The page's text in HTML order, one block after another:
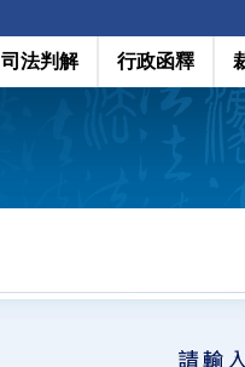
司法判解 行政函釋